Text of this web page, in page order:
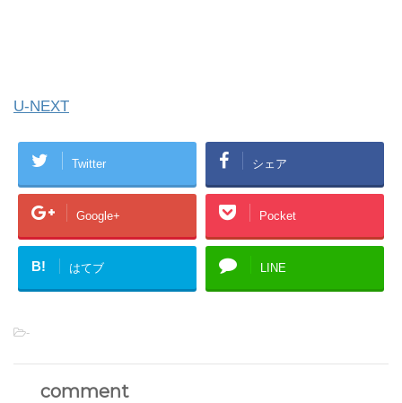
U-NEXT
Twitter シェア
Google+ Pocket
B! はてブ LINE
-
comment